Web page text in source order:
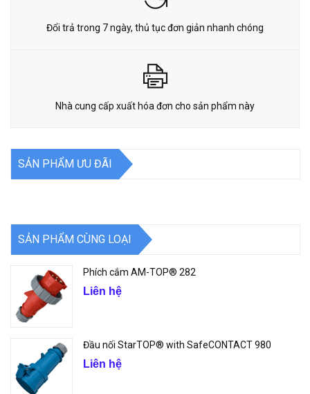
Đổi trả trong 7 ngày, thủ tục đơn giản nhanh chóng
Nhà cung cấp xuất hóa đơn cho sản phẩm này
SẢN PHẨM ƯU ĐÃI
SẢN PHẨM CÙNG LOẠI
Phích cắm AM-TOP® 282
Liên hệ
Đầu nối StarTOP® with SafeCONTACT 980
Liên hệ